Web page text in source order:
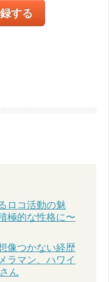
する
ロコ活動の魅
極的な性格に〜
像つかない経歴
ラマン、ハワイ
ん